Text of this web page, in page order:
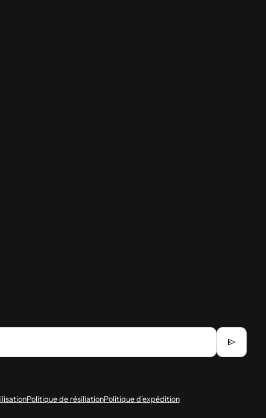
send
Politique de résiliationPolitique d’expédition